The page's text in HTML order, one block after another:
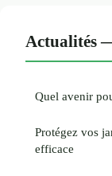
Actualités
Quel avenir
Protégez vos
efficace